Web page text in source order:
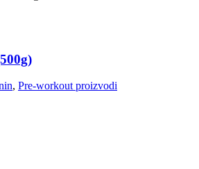
, Pre-workout proizvodi